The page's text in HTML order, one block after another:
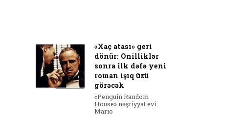
«Xaç atası» geri
dönür: Onilliklər
sonra ilk dəfə yeni
roman işıq üzü
görəcək
«Penguin Random
House» nəşriyyat evi
Mario